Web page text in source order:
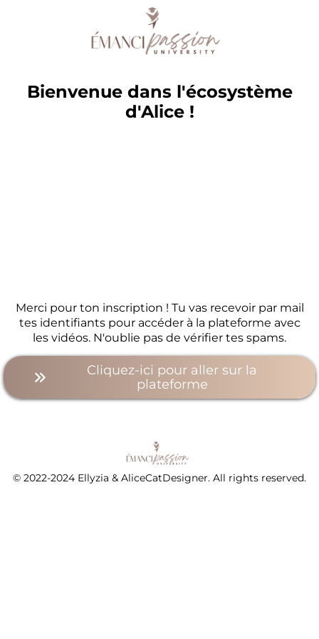
Bienvenue dans l'écosystème
d'Alice !
Merci pour ton inscription ! Tu vas recevoir par mail
tes identifiants pour accéder à la plateforme avec
les vidéos. N'oublie pas de vérifier tes spams.
Cliquez-ici pour aller sur la
plateforme
© 2022-2024 Ellyzia & AliceCatDesigner. All rights reserved.